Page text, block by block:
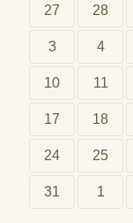
27 28
3 4
10 11
17 18
24 25
31 1